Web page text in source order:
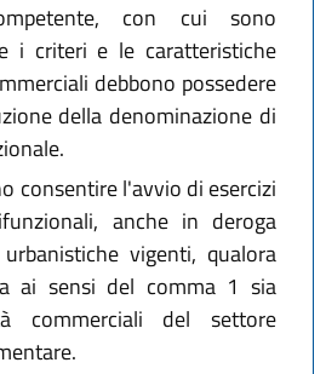
con cui sono
i criteri e le caratteristiche
debbono possedere
della denominazione di
consentire l'avvio di esercizi
anche in deroga
vigenti, qualora
ai sensi del comma 1 sia
commerciali del settore